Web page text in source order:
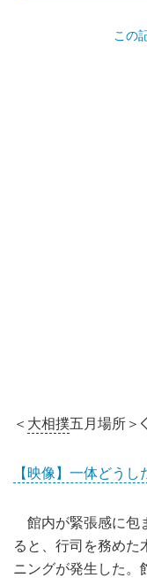
この
＜ 大相撲五月場所
【映像】一体どう
館内が緊張感に包
ると、行司を務めた
ニングが発生した。